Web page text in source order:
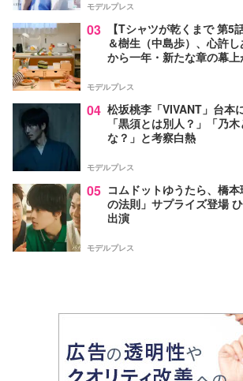
モデルプレス
03
【Tシャツが乾くまで 第5話】咲子（蒼井優）
＆樹生（中島歩）、心許
から一年・新たな章の幕上
モデルプレス
04 松坂桃李「VIVANT」台本
「黒須とは別人？」「乃
な？」と考察白熱
モデルプレス
05 コムドットゆうたら、橋
の法則」サプライズ登場
出演
モデルプレス